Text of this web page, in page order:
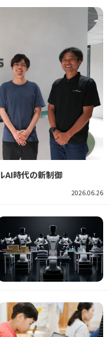
AI時代の新制御
2026.06.26